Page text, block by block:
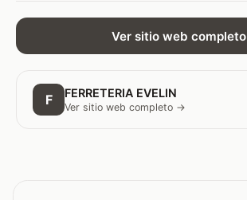
Ver sitio web completo
F FERRETERIA EVELIN
Ver sitio web completo →